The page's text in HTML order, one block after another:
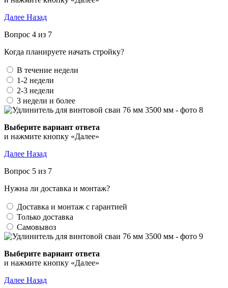
Далее Назад
Вопрос 4 из 7
Когда планируете начать стройку?
В течение недели
1-2 недели
2-3 недели
3 недели и более
Выберите вариант ответа
и нажмите кнопку «Далее»
Далее Назад
Вопрос 5 из 7
Нужна ли доставка и монтаж?
Доставка и монтаж с гарантией
Только доставка
Самовывоз
Выберите вариант ответа
и нажмите кнопку «Далее»
Далее Назад